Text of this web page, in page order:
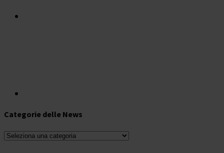
Categorie delle News
Categorie